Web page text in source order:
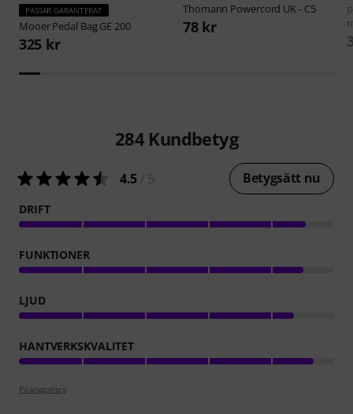
PASSAR GARANTERAT
MooerPedal Bag GE 200
325 kr
Thomann Powercord UK - C5
78 kr
284 Kundbetyg
4.5 Betygsätt nu
DRIFT
FUNKTIONER
LJUD
HANTVERKSKVALITET
Poängpolicy